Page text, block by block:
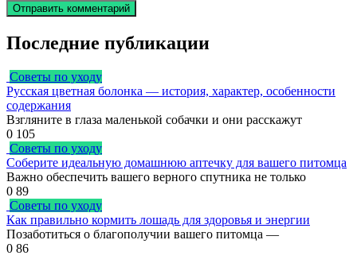
Последние публикации
Советы по уходу
Русская цветная болонка — история, характер, особенности
содержания
Взгляните в глаза маленькой собачки и они расскажут
0 105
Советы по уходу
Соберите идеальную домашнюю аптечку для вашего питомца
Важно обеспечить вашего верного спутника не только
0 89
Советы по уходу
Как правильно кормить лошадь для здоровья и энергии
Позаботиться о благополучии вашего питомца —
0 86